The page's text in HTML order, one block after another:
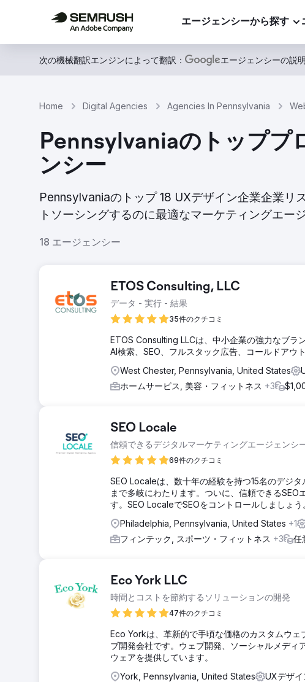
エージェンシーから探す
次の機械翻訳エンジンによって翻訳： エージェンシーの説明
Home Digital Agencies Agencies In Pennsylvania
Pennsylvaniaのトッププ
ンシー
Pennsylvaniaのトップ 18 UXデザイン企業企業リ
トソーシングするのに最適なマーケティングエー
18 エージェンシー
ETOS Consulting, LLC
データ - 実行 - 結果
35件のクチコミ
ETOS Consulting LLCは、中小企業の強力なブラ
AI検索、SEO、フルスタック広告、コールドアウ
West Chester, Pennsylvania, United States
ホームサービス, 美容・フィットネス +3
SEO Locale
信頼できるデジタルマーケティングエージェンシ
69件のクチコミ
SEO Localeは、数十年の経験を持つ15名のデジ
まで多岐にわたります。ついに、信頼できる
す。SEO LocaleでSEOをコントロールしましょう
Philadelphia, Pennsylvania, United States +1
フィンテック, スポーツ・フィットネス +3 任
Eco York LLC
時間とコストを節約するソリューションの開発
47件のクチコミ
Eco Yorkは、革新的で手頃な価格のカスタムウ
ブ開発会社です。ウェブ開発、ソーシャルメディ
ウェアを提供しています。
York, Pennsylvania, United States
UXデザ